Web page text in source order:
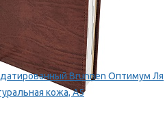
Brunnen Оптимум Ля
кожа, А5